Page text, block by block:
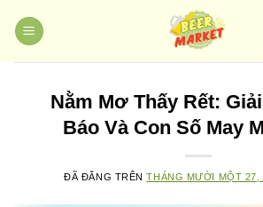
đến
Nằm Mơ Thấy Rết:
Báo Và Con Số May
ĐÃ ĐĂNG TRÊNTHÁNG MƯỜI MỘT 27,